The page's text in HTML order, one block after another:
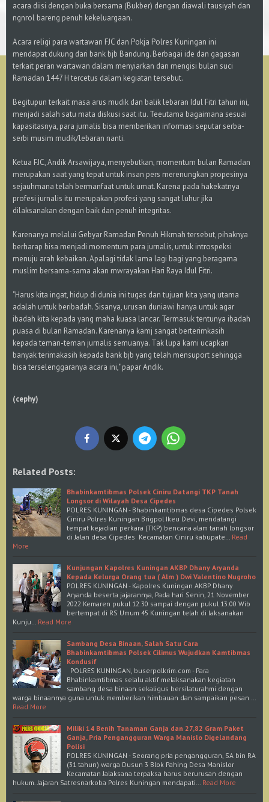
acara diisi dengan buka bersama (Bukber) dengan diawali tausiyah dan
ngnrol bareng penuh kekeluargaan.
Acara religi para wartawan FJC dan Pokja Polres Kuningan ini
mendapat dukung dari bank bjb Bandung. Berbagai ide dan gagasan
terkait peran wartawan dalam menyiarkan dan mengisi bulan suci
Ramadan 1447 H tercetus dalam kegiatan tersebut.
Begitupun terkait masa arus mudik dan balik lebaran Idul Fitri tahun ini,
menjadi salah satu mata diskusi saat itu. Teeutama bagaimana sesuai
kapasitasnya, para jurnalis bisa memberikan informasi seputar serba-
serbi musim mudik/lebaran nanti.
Ketua FJC, Andik Arsawijaya, menyebutkan, momentum bulan Ramadan
merupakan saat yang tepat untuk insan pers merenungkan propesinya
sejauhmana telah bermanfaat untuk umat. Karena pada hakekatnya
profesi jurnalis itu merupakan profesi yang sangat luhur jika
dilaksanakan dengan baik dan penuh integritas.
Karenanya melalui Gebyar Ramadan Penuh Hikmah tersebut, pihaknya
berharap bisa menjadi momentum para jurnalis, untuk introspeksi
menuju arah kebaikan. Apalagi tidak lama lagi bagi yang beragama
muslim bersama-sama akan mwrayakan Hari Raya Idul Fitri.
"Harus kita ingat, hidup di dunia ini tugas dan tujuan kita yang utama
adalah untuk beribadah. Sisanya, urusan duniawi hanya untuk agar
ibadah kita kepada yang maha kuasa lancar. Termasuk tentunya ibadah
puasa di bulan Ramadan. Karenanya kamj sangat berterimkasih
kepada teman-teman jurnalis semuanya. Tak lupa kami ucapkan
banyak terimakasih kepada bank bjb yang telah mensuport sehingga
bisa terselenggaranya acara ini," papar Andik.
(cephy)
Related Posts:
Bhabinkamtibmas Polsek Ciniru Datangi TKP Tanah
Longsor di Wilayah Desa Cipedes
POLRES KUNINGAN - Bhabinkamtibmas desa Cipedes Polsek
Ciniru Polres Kuningan Brigpol Ikeu Devi, mendatangi
tempat kejadian perkara (TKP) bencana alam tanah longsor
di Jalan desa Cipedes Kecamatan Ciniru kabupate… Read
More
Kunjungan Kapolres Kuningan AKBP Dhany Aryanda
Kepada Kelurga Orang tua ( Alm ) Dwi Valentino Nugroho
POLRES KUNINGAN - Kapolres Kuningan AKBP Dhany
Aryanda beserta jajarannya, Pada hari Senin, 21 November
2022 Kemaren pukul 12.30 sampai dengan pukul 13.00 Wib
bertempat di RS Umum 45 Kuningan telah di laksanakan
Kunju… Read More
Sambang Desa Binaan, Salah Satu Cara
Bhabinkamtibmas Polsek Cilimus Wujudkan Kamtibmas
Kondusif
POLRES KUNINGAN, buserpolkrim.com - Para
Bhabinkamtibmas selalu aktif melaksanakan kegiatan
sambang desa binaan sekaligus bersilaturahmi dengan
warga binaannya guna untuk memberikan himbauan dan sampaikan pesan …
Read More
Miliki 14 Benih Tanaman Ganja dan 27,82 Gram Paket
Ganja, Pria Pengangguran Warga Manislo Digelandang
Polisi
POLRES KUNINGAN - Seorang pria pengangguran, SA bin RA
(31 tahun) warga Dusun 3 Blok Pahing Desa Manislor
Kecamatan Jalaksana terpaksa harus berurusan dengan
hukum. Jajaran Satresnarkoba Polres Kuningan mendapati… Read More